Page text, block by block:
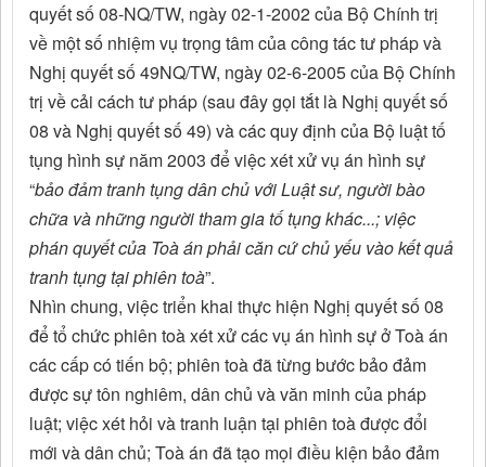
quyết số 08-NQ/TW, ngày 02-1-2002 của Bộ Chính trị
về một số nhiệm vụ trọng tâm của công tác tư pháp và
Nghị quyết số 49NQ/TW, ngày 02-6-2005 của Bộ Chính
trị về cải cách tư pháp (sau đây gọi tắt là Nghị quyết số
08 và Nghị quyết số 49) và các quy định của Bộ luật tố
tụng hình sự năm 2003 để việc xét xử vụ án hình sự
“bảo đảm tranh tụng dân chủ với Luật sư, người bào
chữa và những người tham gia tố tụng khác...; việc
phán quyết của Toà án phải căn cứ chủ yếu vào kết quả
tranh tụng tại phiên toà”.
Nhìn chung, việc triển khai thực hiện Nghị quyết số 08
để tổ chức phiên toà xét xử các vụ án hình sự ở Toà án
các cấp có tiến bộ; phiên toà đã từng bước bảo đảm
được sự tôn nghiêm, dân chủ và văn minh của pháp
luật; việc xét hỏi và tranh luận tại phiên toà được đổi
mới và dân chủ; Toà án đã tạo mọi điều kiện bảo đảm